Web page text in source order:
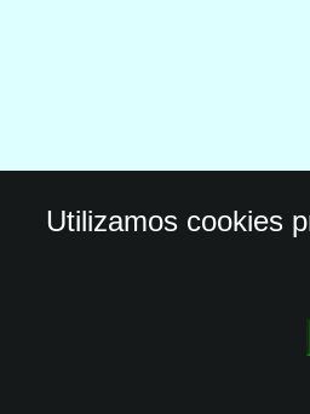
Utilizamos cookies